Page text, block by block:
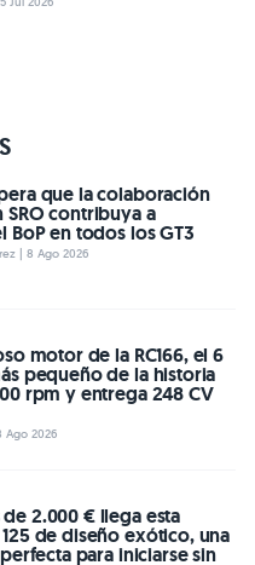
que la colaboración
SRO contribuya a
BoP en todos los GT3
| 8 Ago 2026
motor de la RC166, el 6
pequeño de la historia
rpm y entrega 248 CV
Ago 2026
2.000 € llega esta
de diseño exótico, una
para iniciarse sin